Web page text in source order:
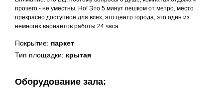
прочего - не уместны. Но! Это 5 минут пешком от метро, место
прекрасно доступное для всех, это центр города, это один из
немногих вариантов работы 24 часа.
Покрытие: паркет
Тип площадки: крытая
Оборудование зала: